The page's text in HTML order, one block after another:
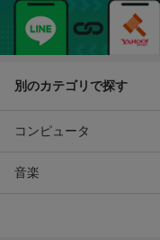
ラト
別のカテゴリで探す
コンピュータ
音楽